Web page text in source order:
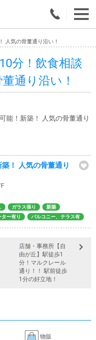
人気の骨董通り沿い！
分！飲食相談
通り沿い！
能！新築！ 人気の骨董通り
！ 人気の骨董通り
ガラス張り
新築
ター有り バルコニー、テラス有
店舗・事務所【自
由が丘】駅徒歩1
分！マルクレール
通り！！ 駅前徒歩
1分の好立地！
物販